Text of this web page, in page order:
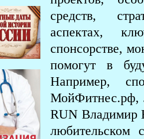
средств,
аспектах,
спонсорстве,
помогут в
Например,
МойФитнес.рф,
RUN Владимир
любительском